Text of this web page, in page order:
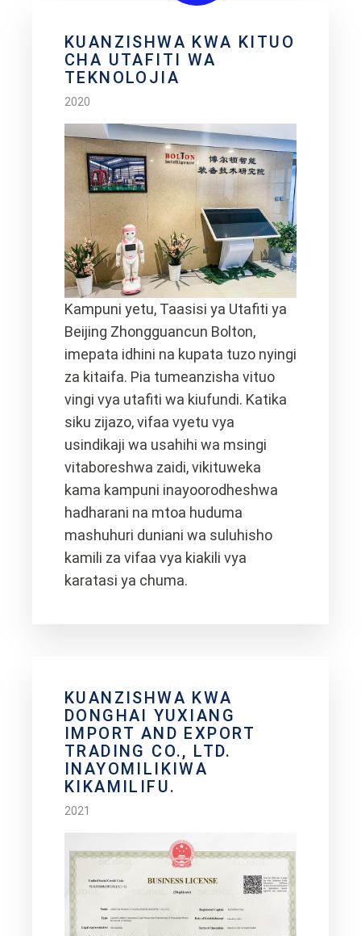
KUANZISHWA KWA KITUO
CHA UTAFITI WA
TEKNOLOJIA
2020
Kampuni yetu, Taasisi ya Utafiti ya
Beijing Zhongguancun Bolton,
imepata idhini na kupata tuzo nyingi
za kitaifa. Pia tumeanzisha vituo
vingi vya utafiti wa kiufundi. Katika
siku zijazo, vifaa vyetu vya
usindikaji wa usahihi wa msingi
vitaboreshwa zaidi, vikituweka
kama kampuni inayoorodheshwa
hadharani na mtoa huduma
mashuhuri duniani wa suluhisho
kamili za vifaa vya kiakili vya
karatasi ya chuma.
KUANZISHWA KWA
DONGHAI YUXIANG
IMPORT AND EXPORT
TRADING CO., LTD.
INAYOMILIKIWA
KIKAMILIFU.
2021